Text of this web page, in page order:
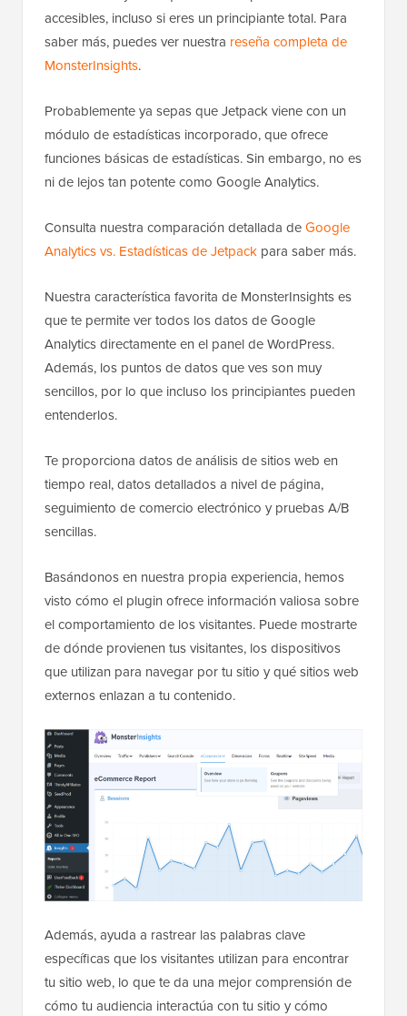
accesibles, incluso si eres un principiante total. Para
saber más, puedes ver nuestra reseña completa de
MonsterInsights.
Probablemente ya sepas que Jetpack viene con un
módulo de estadísticas incorporado, que ofrece
funciones básicas de estadísticas. Sin embargo, no es
ni de lejos tan potente como Google Analytics.
Consulta nuestra comparación detallada deGoogle
Analytics vs. Estadísticas de Jetpack para saber más.
Nuestra característica favorita de MonsterInsights es
que te permite ver todos los datos de Google
Analytics directamente en el panel de WordPress.
Además, los puntos de datos que ves son muy
sencillos, por lo que incluso los principiantes pueden
entenderlos.
Te proporciona datos de análisis de sitios web en
tiempo real, datos detallados a nivel de página,
seguimiento de comercio electrónico y pruebas A/B
sencillas.
Basándonos en nuestra propia experiencia, hemos
visto cómo el plugin ofrece información valiosa sobre
el comportamiento de los visitantes. Puede mostrarte
de dónde provienen tus visitantes, los dispositivos
que utilizan para navegar por tu sitio y qué sitios web
externos enlazan a tu contenido.
Además, ayuda a rastrear las palabras clave
específicas que los visitantes utilizan para encontrar
tu sitio web, lo que te da una mejor comprensión de
cómo tu audiencia interactúa con tu sitio y cómo